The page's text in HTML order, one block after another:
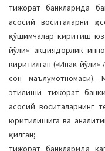
тижорат банкларида
асосий воситаларни
қўшимчалар киритиш
йўли» акциядорлик
киритилган («Ипак
сон маълумотномаси).
этилиши тижорат
асосий воситаларнинг
юритилишига ва
қилган;
тижорат банкларида